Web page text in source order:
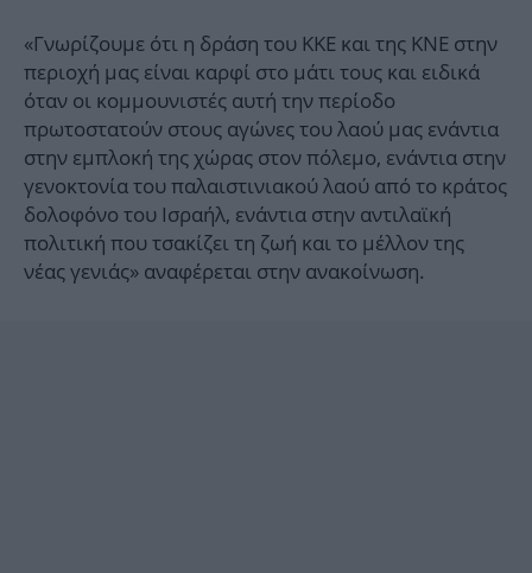
«Γνωρίζουμε ότι η δράση του ΚΚΕ και της ΚΝΕ στην
περιοχή μας είναι καρφί στο μάτι τους και ειδικά
όταν οι κομμουνιστές αυτή την περίοδο
πρωτοστατούν στους αγώνες του λαού μας ενάντια
στην εμπλοκή της χώρας στον πόλεμο, ενάντια στην
γενοκτονία του παλαιστινιακού λαού από το κράτος
δολοφόνο του Ισραήλ, ενάντια στην αντιλαϊκή
πολιτική που τσακίζει τη ζωή και το μέλλον της
νέας γενιάς» αναφέρεται στην ανακοίνωση.